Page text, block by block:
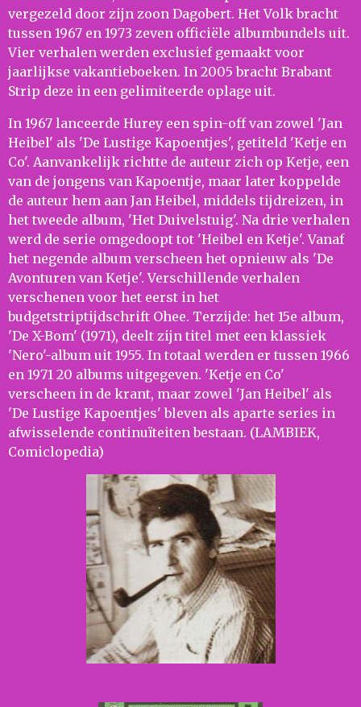
vergezeld door zijn zoon Dagobert. Het Volk bracht
tussen 1967 en 1973 zeven officiële albumbundels uit.
Vier verhalen werden exclusief gemaakt voor
jaarlijkse vakantieboeken. In 2005 bracht Brabant
Strip deze in een gelimiteerde oplage uit.
In 1967 lanceerde Hurey een spin-off van zowel 'Jan
Heibel' als 'De Lustige Kapoentjes', getiteld 'Ketje en
Co'. Aanvankelijk richtte de auteur zich op Ketje, een
van de jongens van Kapoentje, maar later koppelde
de auteur hem aan Jan Heibel, middels tijdreizen, in
het tweede album, 'Het Duivelstuig'. Na drie verhalen
werd de serie omgedoopt tot 'Heibel en Ketje'. Vanaf
het negende album verscheen het opnieuw als 'De
Avonturen van Ketje'. Verschillende verhalen
verschenen voor het eerst in het
budgetstriptijdschrift Ohee. Terzijde: het 15e album,
'De X-Bom' (1971), deelt zijn titel met een klassiek
'Nero'-album uit 1955. In totaal werden er tussen 1966
en 1971 20 albums uitgegeven. 'Ketje en Co'
verscheen in de krant, maar zowel 'Jan Heibel' als
'De Lustige Kapoentjes' bleven als aparte series in
afwisselende continuïteiten bestaan. (LAMBIEK,
Comiclopedia)